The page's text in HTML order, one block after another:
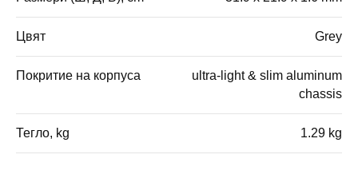
Цвят Grey
Покритие на корпуса
ultra-light & slim aluminum
chassis
Тегло, kg 1.29 kg